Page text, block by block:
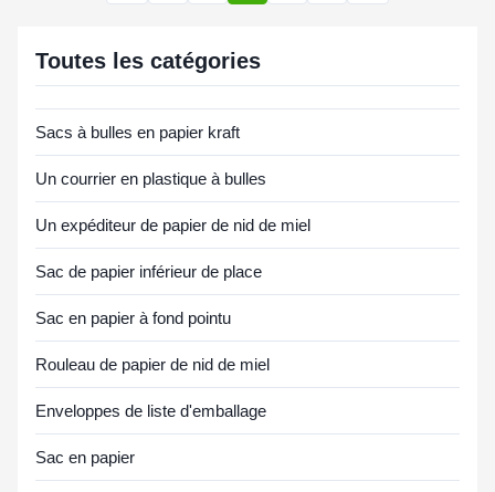
Toutes les catégories
Sacs à bulles en papier kraft
Un courrier en plastique à bulles
Un expéditeur de papier de nid de miel
Sac de papier inférieur de place
Sac en papier à fond pointu
Rouleau de papier de nid de miel
Enveloppes de liste d'emballage
Sac en papier